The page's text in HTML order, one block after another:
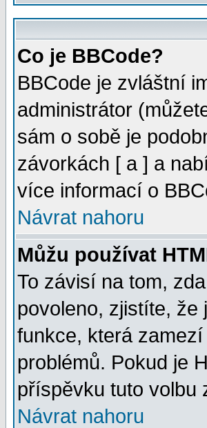
Co je BBCode?
BBCode je zvláštní
administrátor
sám o sobě je
závorkách [ a ] a
více informací o
Návrat nahoru
Můžu používat
To závisí na tom,
povoleno, zjistíte,
funkce, která
problémů. Pokud je
příspěvku tuto volbu
Návrat nahoru